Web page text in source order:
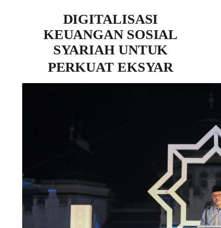
DIGITALISASI
KEUANGAN SOSIAL
SYARIAH UNTUK
PERKUAT EKSYAR